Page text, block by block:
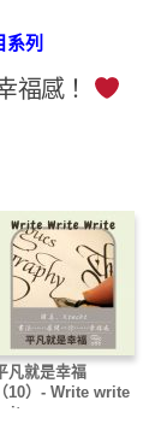
列
福感！
凡就是幸福
（10）- Write write
write